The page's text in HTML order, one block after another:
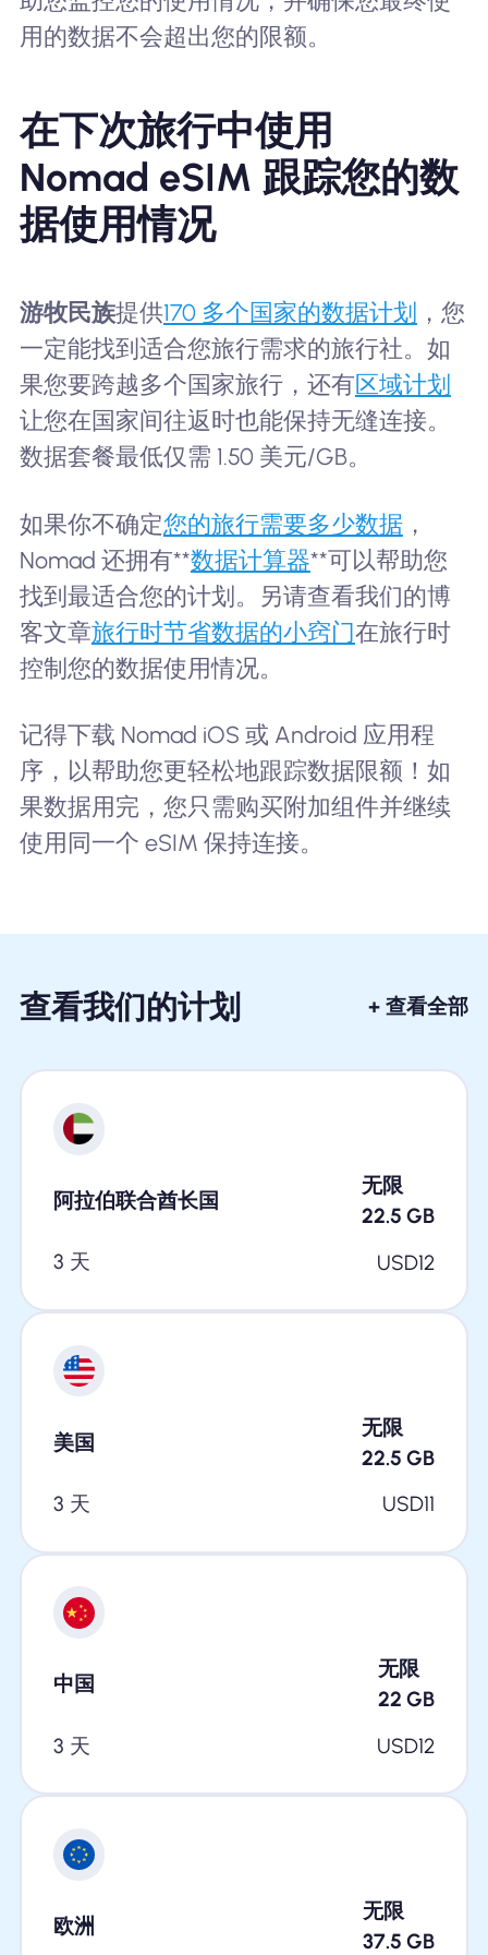
用的数据不会超出您的限额。
在下次旅行中使用
Nomad eSIM 跟踪您的数
据使用情况
游牧民族提供170 多个国家的数据计划 ，您
一定能找到适合您旅行需求的旅行社。如
果您要跨越多个国家旅行，还有区域计划
让您在国家间往返时也能保持无缝连接。
数据套餐最低仅需 1.50 美元/GB。
如果你不确定您的旅行需要多少数据，
Nomad 还拥有**数据计算器**可以帮助您
找到最适合您的计划。另请查看我们的博
客文章旅行时节省数据的小窍门在旅行时
控制您的数据使用情况。
记得下载 Nomad iOS 或 Android 应用程
序，以帮助您更轻松地跟踪数据限额！如
果数据用完，您只需购买附加组件并继续
使用同一个 eSIM 保持连接。
查看我们的计划 + 查看全部
阿拉伯联合酋长国
无限
22.5 GB
3 天
USD12
美国
无限
22.5 GB
3 天
USD11
中国
无限
22 GB
3 天
USD12
欧洲
无限
37.5 GB